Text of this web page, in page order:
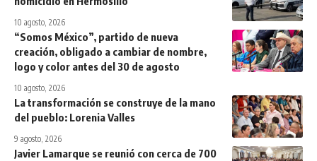
10 agosto, 2026
“Somos México”, partido de nueva
creación, obligado a cambiar de nombre,
logo y color antes del 30 de agosto
10 agosto, 2026
La transformación se construye de la mano
del pueblo: Lorenia Valles
9 agosto, 2026
Javier Lamarque se reunió con cerca de 700